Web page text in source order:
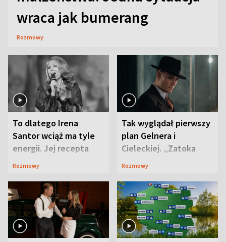
wraca jak bumerang
Rozmowy
To dlatego Irena
Santor wciąż ma tyle
energii. Jej recepta
jest zaskakująco
Rozmowy
Tak wyglądał pierwszy
plan Gelnera i
Cieleckiej. „Zatoka
szpiegów” od razu ich
Rozmowy